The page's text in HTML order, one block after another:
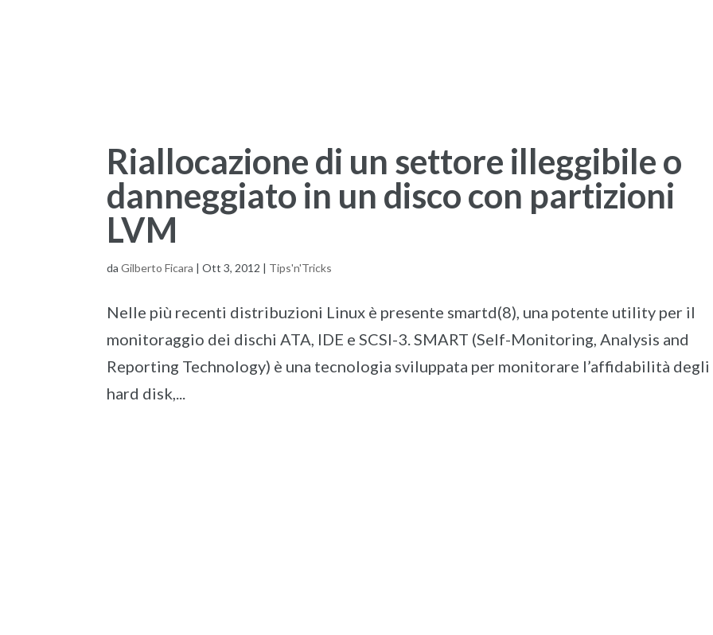
Riallocazione di un settore illeggibile o
danneggiato in un disco con partizioni
LVM
daGilberto Ficara |Ott 3, 2012 | Tips'n'Tricks
Nelle più recenti distribuzioni Linux è presente smartd(8), una potente utility per il
monitoraggio dei dischi ATA, IDE e SCSI-3. SMART (Self-Monitoring, Analysis and
Reporting Technology) è una tecnologia sviluppata per monitorare l’affidabilità degli
hard disk,...